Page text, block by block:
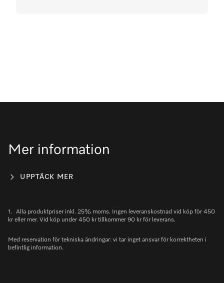
Mer information
UPPTÄCK MER
1.
Alla produktpriser inkl. 25% moms. Ingen leveranskostnad vid köp för 450
kr eller mer. Vid köp under 450 kr tillkommer 90 kr för leverans.
Med reservation för tekniska ändringar: vi tar inget ansvar för korrektheten i
befintlig information.